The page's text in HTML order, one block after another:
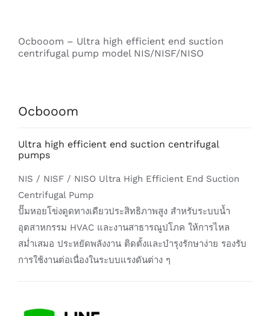
Ocbooom – Ultra high efficient end suction
centrifugal pump model NIS/NISF/NISO
Ocbooom
Ultra high efficient end suction centrifugal
pumps
NIS / NISF / NISO Ultra High Efficient End Suction
Centrifugal Pump
ปั๊มหอยโข่งดูดทางเดียวประสิทธิภาพสูง สำหรับระบบน้ำ
อุตสาหกรรม HVAC และงานสาธารณูปโภค ให้การไหล
สม่ำเสมอ ประหยัดพลังงาน ติดตั้งและบำรุงรักษาง่าย รองรับ
การใช้งานต่อเนื่องในระบบแรงดันต่าง ๆ